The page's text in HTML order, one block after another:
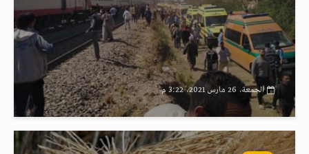
الجمعة، 26 مارس 2021، 3:22 م